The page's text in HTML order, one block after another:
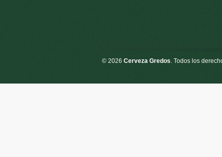
© 2026 Cerveza Gredos. Todos los